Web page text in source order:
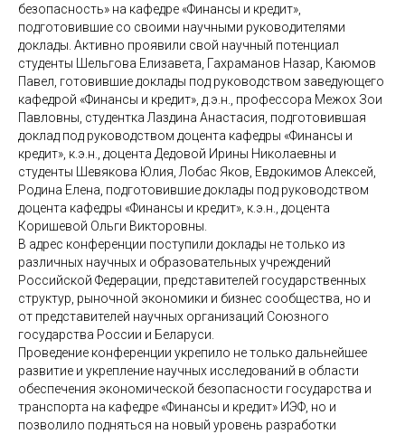
безопасность» на кафедре «Финансы и кредит»,
подготовившие со своими научными руководителями
доклады. Активно проявили свой научный потенциал
студенты Шельгова Елизавета, Гахраманов Назар, Каюмов
Павел, готовившие доклады под руководством заведующего
кафедрой «Финансы и кредит», д.э.н., профессора Межох Зои
Павловны, студентка Лаздина Анастасия, подготовившая
доклад под руководством доцента кафедры «Финансы и
кредит», к.э.н., доцента Дедовой Ирины Николаевны и
студенты Шевякова Юлия, Лобас Яков, Евдокимов Алексей,
Родина Елена, подготовившие доклады под руководством
доцента кафедры «Финансы и кредит», к.э.н., доцента
Коришевой Ольги Викторовны.
В адрес конференции поступили доклады не только из
различных научных и образовательных учреждений
Российской Федерации, представителей государственных
структур, рыночной экономики и бизнес сообщества, но и
от представителей научных организаций Союзного
государства России и Беларуси.
Проведение конференции укрепило не только дальнейшее
развитие и укрепление научных исследований в области
обеспечения экономической безопасности государства и
транспорта на кафедре «Финансы и кредит» ИЭФ, но и
позволило подняться на новый уровень разработки